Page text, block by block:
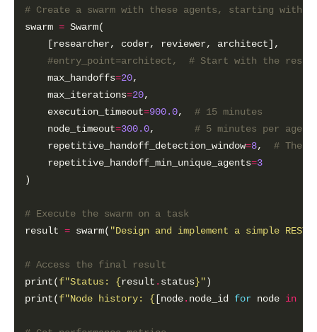
# Create a swarm with these agents, starting with
swarm =
#entry_point=architect,  # Start with the
    max_handoffs
=20
    max_iterations
=20
    execution_timeout
=900.0, # 15 minutes
    node_timeout
=300.0, # 5 minutes per agent
    repetitive_handoff_detection_window
=8, #
    repetitive_handoff_min_unique_agents
=3
# Execute the swarm on a task
result = swarm( "Design and implement a simple
# Access the final result
print(f"Status: {result . status}"
print(f"Node history: {[node. node_id for node in